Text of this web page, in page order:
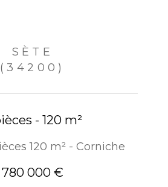
SÈTE
(34200)
- 120 m²
120 m² - Corniche
780 000 €